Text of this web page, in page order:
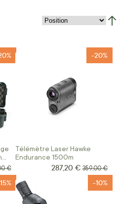
€
Télémètre Laser Hawke
Endurance 1500m
-20%
Prix Spécial
287,20 € Prix normal
359,00 €
-10%